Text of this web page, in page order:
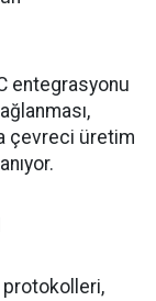
entegrasyonu
çevreci üretim
protokolleri,